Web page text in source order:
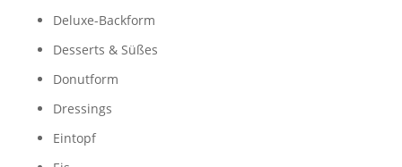
Deluxe-Backform
Desserts & Süßes
Donutform
Dressings
Eintopf